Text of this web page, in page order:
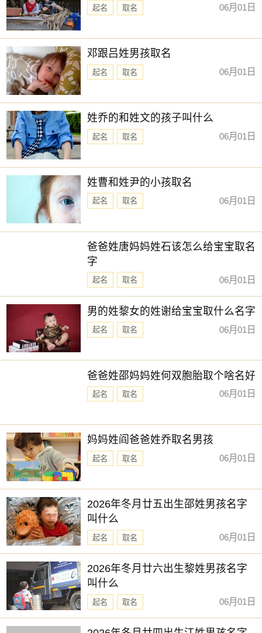
起名 取名 06月01日
邓跟吕姓男孩取名
起名 取名 06月01日
姓乔的和姓文的孩子叫什么
起名 取名 06月01日
姓曹和姓尹的小孩取名
起名 取名 06月01日
爸爸姓唐妈妈姓石该怎么给宝宝取名
字
起名 取名 06月01日
男的姓黎女的姓谢给宝宝取什么名字
起名 取名 06月01日
爸爸姓邵妈妈姓何双胞胎取个啥名好
起名 取名 06月01日
妈妈姓阎爸爸姓乔取名男孩
起名 取名 06月01日
2026年冬月廿五出生邵姓男孩名字
叫什么
起名 取名 06月01日
2026年冬月廿六出生黎姓男孩名字
叫什么
起名 取名 06月01日